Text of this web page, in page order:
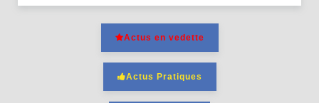
Actus en vedette
Actus Pratiques